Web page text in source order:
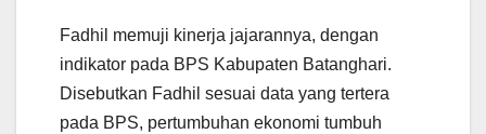
Fadhil memuji kinerja jajarannya, dengan
indikator pada BPS Kabupaten Batanghari.
Disebutkan Fadhil sesuai data yang tertera
pada BPS, pertumbuhan ekonomi tumbuh